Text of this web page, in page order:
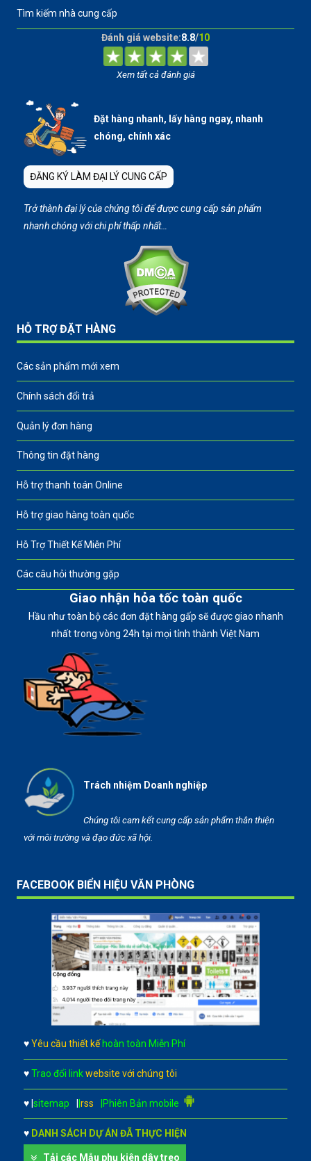
Tìm kiếm nhà cung cấp
Đánh giá website:8.8/10
Xem tất cả đánh giá
Đặt hàng nhanh, lấy hàng ngay, nhanh
chóng, chính xác
ĐĂNG KÝ LÀM ĐẠI LÝ CUNG CẤP
Trở thành đại lý của chúng tôi để được cung cấp sản phẩm
nhanh chóng với chi phí thấp nhất…
HỖ TRỢ ĐẶT HÀNG
Các sản phẩm mới xem
Chính sách đổi trả
Quản lý đơn hàng
Thông tin đặt hàng
Hỗ trợ thanh toán Online
Hỗ trợ giao hàng toàn quốc
Hỗ Trợ Thiết Kế Miễn Phí
Các câu hỏi thường gặp
Giao nhận hỏa tốc toàn quốc
Hầu như toàn bộ các đơn đặt hàng gấp sẽ được giao nhanh
nhất trong vòng 24h tại mọi tỉnh thành Việt Nam
Trách nhiệm Doanh nghiệp
Chúng tôi cam kết cung cấp sản phẩm thân thiện
với môi trường và đạo đức xã hội.
FACEBOOK BIỂN HIỆU VĂN PHÒNG
♥ Yêu cầu thiết kế hoàn toàn Miễn Phí
♥ Trao đổi link website với chúng tôi
♥ |sitemap |rss |Phiên Bản mobile
♥ DANH SÁCH DỰ ÁN ĐÃ THỰC HIỆN
Tải các Mẫu phụ kiên dây treo